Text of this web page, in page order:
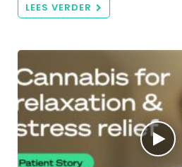
LEES VERDER